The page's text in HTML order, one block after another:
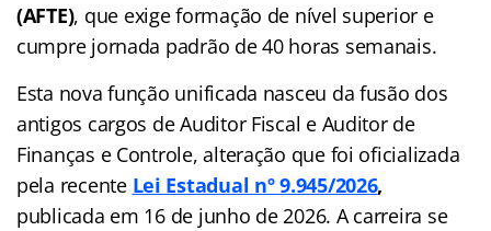
(AFTE), que exige formação de nível superior e
cumpre jornada padrão de 40 horas semanais.
Esta nova função unificada nasceu da fusão dos
antigos cargos de Auditor Fiscal e Auditor de
Finanças e Controle, alteração que foi oficializada
pela recente Lei Estadual nº 9.945/2026,
publicada em 16 de junho de 2026. A carreira se